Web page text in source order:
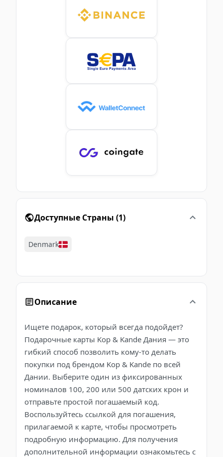
Доступные Страны (1)
Denmark
Описание
Ищете подарок, который всегда подойдет?
Подарочные карты Kop & Kande Дания — это
гибкий способ позволить кому-то делать
покупки под брендом Kop & Kande по всей
Дании. Выберите один из фиксированных
номиналов 100, 200 или 500 датских крон и
отправьте простой погашаемый код.
Воспользуйтесь ссылкой для погашения,
прилагаемой к карте, чтобы просмотреть
подробную информацию. Для получения
дополнительной информации ознакомьтесь с